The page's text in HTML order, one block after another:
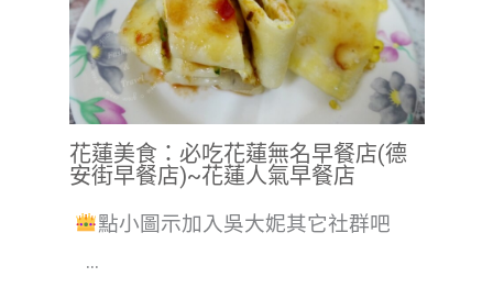
花蓮美食：必吃花蓮無名早餐店(德
安街早餐店)~花蓮人氣早餐店
點小圖示加入吳大妮其它社群吧
...